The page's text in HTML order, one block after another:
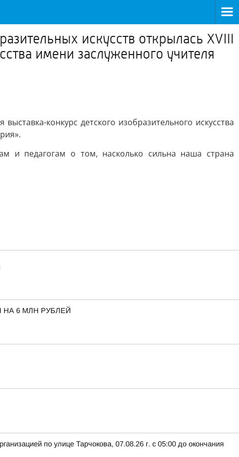
искусств открылась XVIII
имени заслуженного учителя
конкурс детского изобразительного искусства
и педагогам о том, насколько сильна наша страна
НА 6 МЛН РУБЛЕЙ
по улице Тарчокова, 07.08.26 г. с 05:00 до окончания